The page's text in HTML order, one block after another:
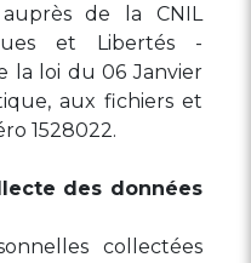
de la CNIL
et Libertés -
la loi du 06 Janvier
aux fichiers et
1528022.
des données
collectées